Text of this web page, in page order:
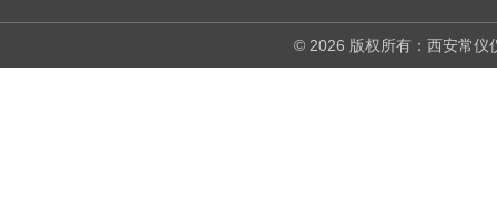
© 2026 版权所有：西安常